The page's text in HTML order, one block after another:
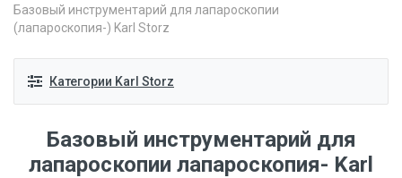
Базовый инструментарий для лапароскопии
(лапароскопия-) Karl Storz
Категории Karl Storz
Базовый инструментарий для
лапароскопии лапароскопия- Karl